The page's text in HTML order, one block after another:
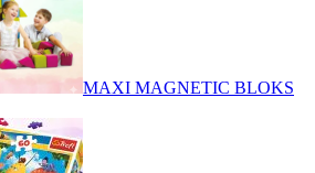
MAXI MAGNETIC BLOKS